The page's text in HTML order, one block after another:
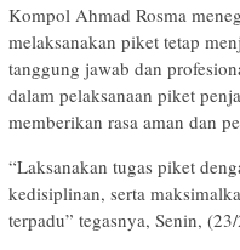
Kompol Ahmad Rosma
melaksanakan piket tetap
tanggung jawab dan
dalam pelaksanaan piket
memberikan rasa aman dan
“Laksanakan tugas piket
kedisiplinan, serta
terpadu” tegasnya, Senin,